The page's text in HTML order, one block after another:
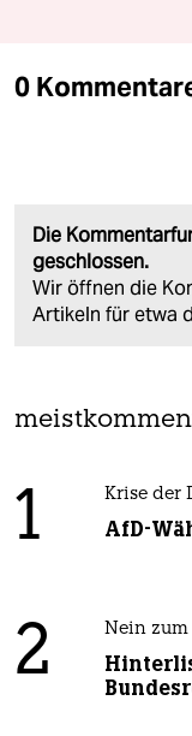
0
Die
geschlossen.
Wir öffnen die
Artikeln für etwa
1 Krise der
AfD-
2 Nein